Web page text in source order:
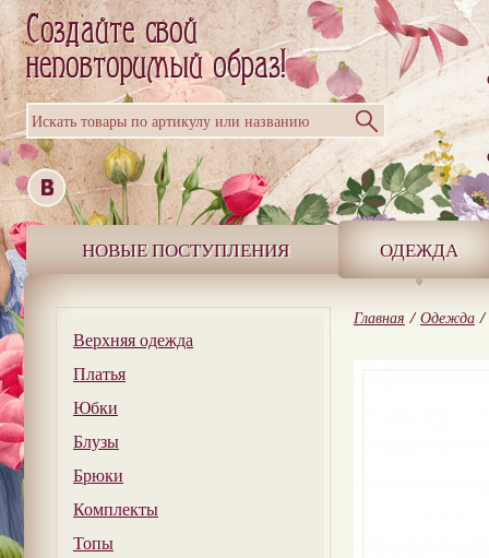
Искать товары по артикулу или названию
НОВЫЕ ПОСТУПЛЕНИЯ ОДЕЖДА
Верхняя одежда
Платья
Юбки
Блузы
Брюки
Комплекты
Топы
Главная / Одежда /